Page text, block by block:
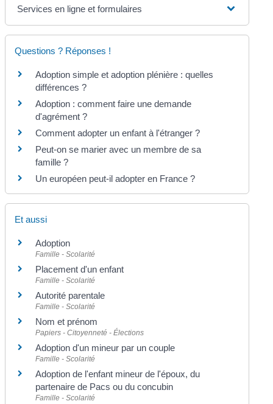
Services en ligne et formulaires
Questions ? Réponses !
Adoption simple et adoption plénière : quelles
différences ?
Adoption : comment faire une demande
d'agrément ?
Comment adopter un enfant à l'étranger ?
Peut-on se marier avec un membre de sa
famille ?
Un européen peut-il adopter en France ?
Et aussi
Adoption
Famille - Scolarité
Placement d'un enfant
Famille - Scolarité
Autorité parentale
Famille - Scolarité
Nom et prénom
Papiers - Citoyenneté - Élections
Adoption d'un mineur par un couple
Famille - Scolarité
Adoption de l'enfant mineur de l'époux, du
partenaire de Pacs ou du concubin
Famille - Scolarité